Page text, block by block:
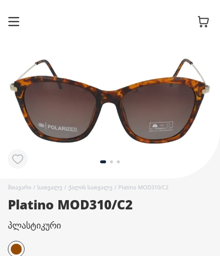
მთავარი / სათვალე / ქალის სათვალე / Platino MOD310/C2
Platino MOD310/C2
პლასტიკური
სათვალის
ჩარჩოები
მზის
სათვალეები
კონტაქტური
აქსესუარები
მთავარი გვერდი